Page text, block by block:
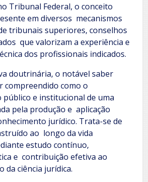
Tribunal Federal, o conceito
em diversos mecanismos
tribunais superiores, conselhos
que valorizam a experiência e
dos profissionais indicados.
doutrinária, o notável saber
compreendido como o
público e institucional de uma
pela produção e aplicação
jurídico. Trata-se de
ao longo da vida
estudo contínuo,
e contribuição efetiva ao
da ciência jurídica.